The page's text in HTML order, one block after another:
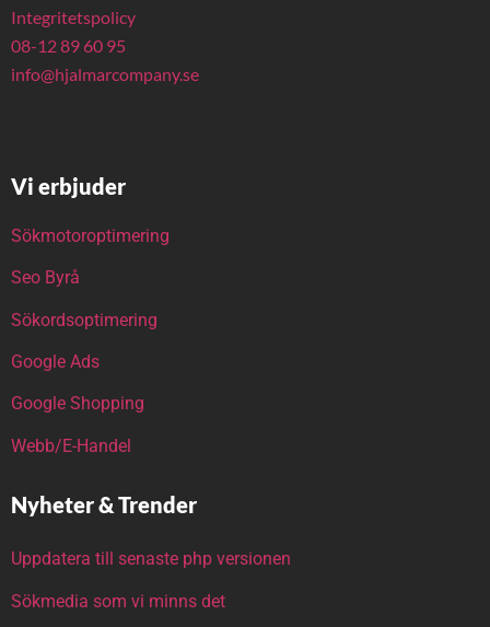
Integritetspolicy
08-12 89 60 95
info@hjalmarcompany.se
Vi erbjuder
Sökmotoroptimering
Seo Byrå
Sökordsoptimering
Google Ads
Google Shopping
Webb/E-Handel
Nyheter & Trender
Uppdatera till senaste php versionen
Sökmedia som vi minns det